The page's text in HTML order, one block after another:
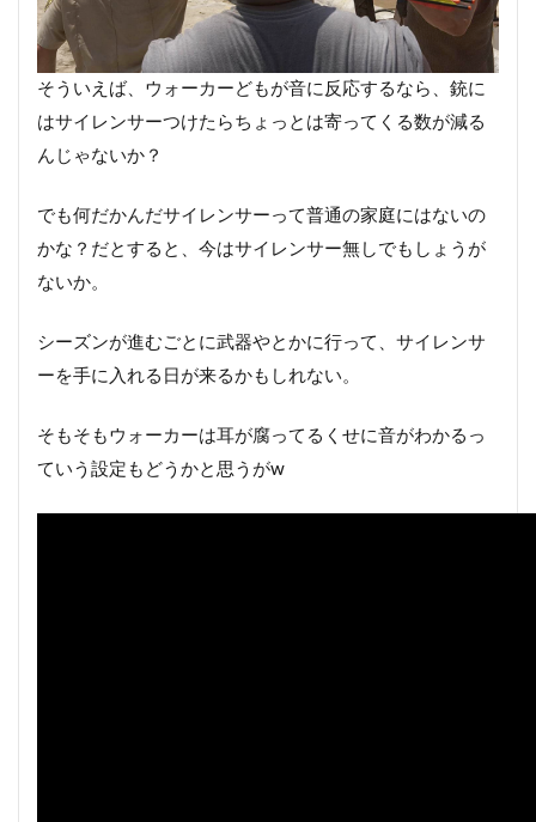
そういえば、ウォーカーどもが音に反応するなら、銃に
はサイレンサーつけたらちょっとは寄ってくる数が減る
んじゃないか？
でも何だかんだサイレンサーって普通の家庭にはないの
かな？だとすると、今はサイレンサー無しでもしょうが
ないか。
シーズンが進むごとに武器やとかに行って、サイレンサ
ーを手に入れる日が来るかもしれない。
そもそもウォーカーは耳が腐ってるくせに音がわかるっ
ていう設定もどうかと思うがw